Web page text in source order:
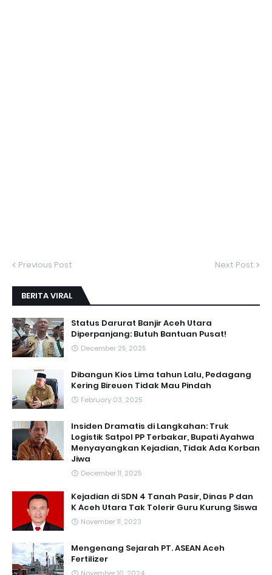
Previous Post Next Post
BERITA VIRAL
Status Darurat Banjir Aceh Utara
Diperpanjang: Butuh Bantuan Pusat!
December 25, 2025
Dibangun Kios Lima tahun Lalu, Pedagang
Kering Bireuen Tidak Mau Pindah
February 03, 2025
Insiden Dramatis di Langkahan: Truk
Logistik Satpol PP Terbakar, Bupati Ayahwa
Menyayangkan Kejadian, Tidak Ada Korban
Jiwa
December 11, 2025
Kejadian di SDN 4 Tanah Pasir, Dinas P dan
K Aceh Utara Tak Tolerir Guru Kurung Siswa
November 11, 2023
Mengenang Sejarah PT. ASEAN Aceh
Fertilizer